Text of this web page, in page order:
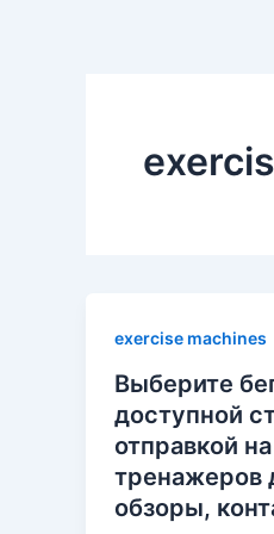
exercise machines
Выберите
доступной
отправкой
тренажеров
обзоры,